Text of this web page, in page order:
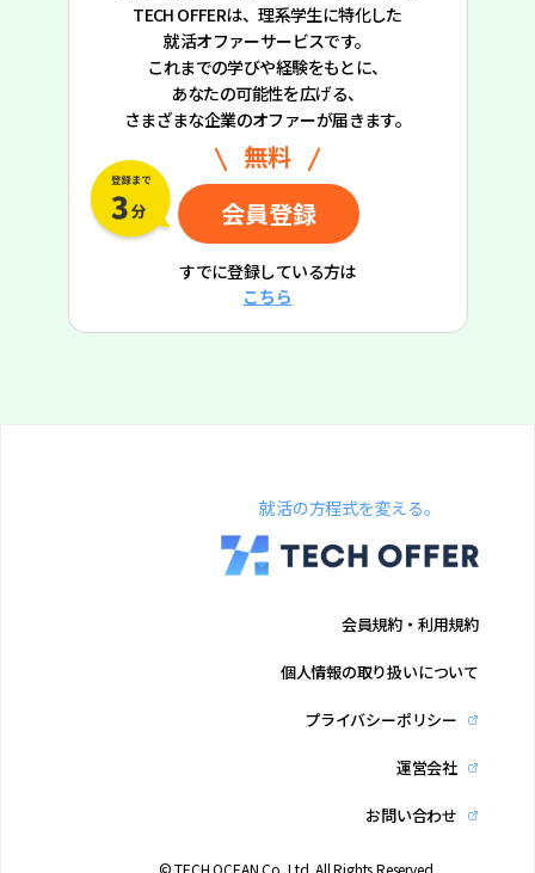
TECH OFFERは、理系学生に特化した
就活オファーサービスです。
これまでの学びや経験をもとに、
あなたの可能性を広げる、
さまざまな企業のオファーが届きます。
無料
会員登録
すでに登録している方は
こちら
就活の方程式を変える。
会員規約・利用規約
個人情報の取り扱いについて
プライバシーポリシー
運営会社
お問い合わせ
© TECH OCEAN Co.,Ltd. All Rights Reserved.